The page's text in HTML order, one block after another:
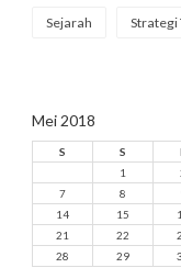
Sejarah Strategi
Mei 2018
S S
1
7
8
14
15
21
22
28
29